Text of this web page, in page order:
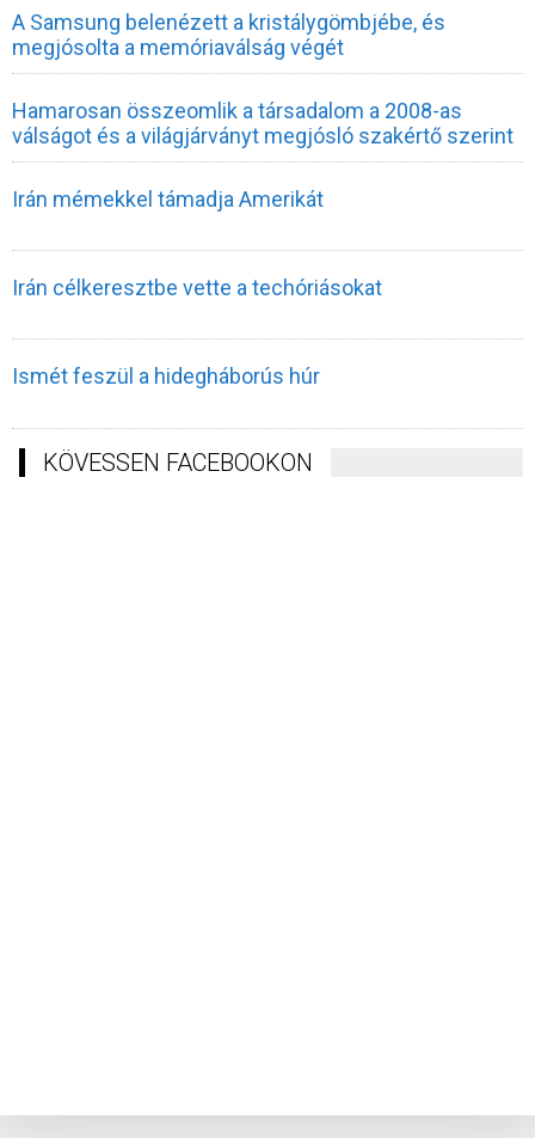
A Samsung belenézett a kristálygömbjébe, és
megjósolta a memóriaválság végét
Hamarosan összeomlik a társadalom a 2008-as
válságot és a világjárványt megjósló szakértő szerint
Irán mémekkel támadja Amerikát
Irán célkeresztbe vette a techóriásokat
Ismét feszül a hidegháborús húr
KÖVESSEN FACEBOOKON